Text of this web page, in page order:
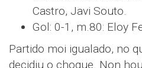
Castro, Javi Souto.
Gol: 0-1, m.80: Eloy
Partido moi igualado, no
decidiu o choque. Non